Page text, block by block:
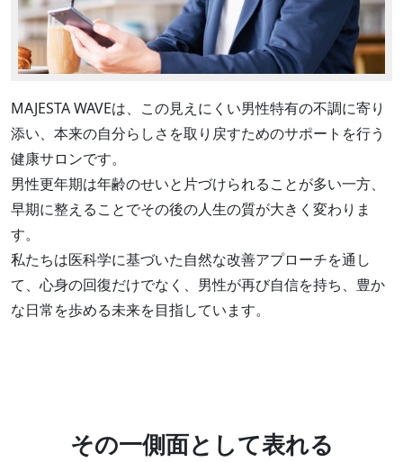
MAJESTA WAVEは、この見えにくい男性特有の不調に寄り
添い、本来の自分らしさを取り戻すためのサポートを行う
健康サロンです。
男性更年期は年齢のせいと片づけられることが多い一方、
早期に整えることでその後の人生の質が大きく変わりま
す。
私たちは医科学に基づいた自然な改善アプローチを通し
て、心身の回復だけでなく、男性が再び自信を持ち、豊か
な日常を歩める未来を目指しています。
その一側面として表れる